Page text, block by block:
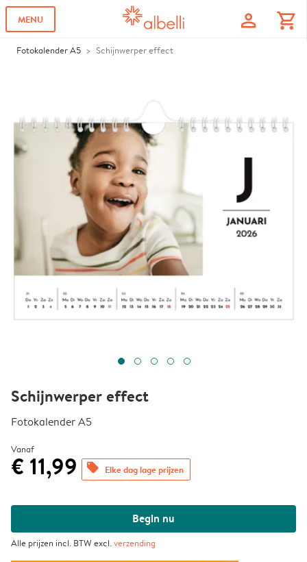
MENU profile shopping_cart
Fotokalender A5 Schijnwerper effect
Schijnwerper effect
Fotokalender A5
Vanaf
€ 11,99 offers Elke dag lage prijzen
Begin nu
Alle prijzen incl. BTW excl.verzending